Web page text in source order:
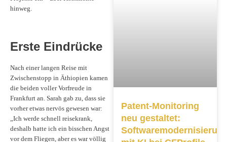
hinweg.
Erste Eindrücke
Nach einer langen Reise mit
Zwischenstopp in Äthiopien kamen
die beiden voller Vorfreude in
Frankfurt an. Sarah gab zu, dass sie
vorher etwas nervös gewesen war:
„Ich werde schnell reisekrank,
deshalb hatte ich ein bisschen Angst
vor dem Fliegen, aber es war völlig
Patent-Monitoring
neu gestaltet: